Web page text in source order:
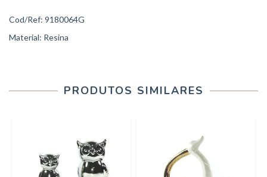
Cod/Ref: 9180064G
Material: Resina
PRODUTOS SIMILARES